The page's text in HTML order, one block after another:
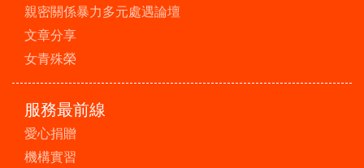
親密關係暴力多元處遇論壇
文章分享
女青殊榮
服務最前線
愛心捐贈
機構實習